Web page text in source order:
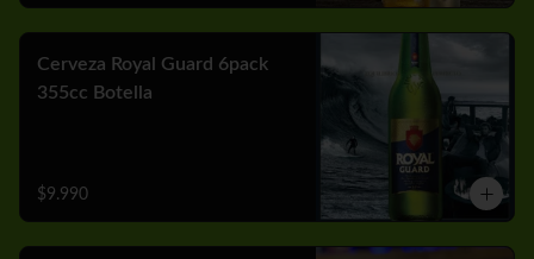
Cerveza Royal Guard 6pack
355cc Botella
$9.990